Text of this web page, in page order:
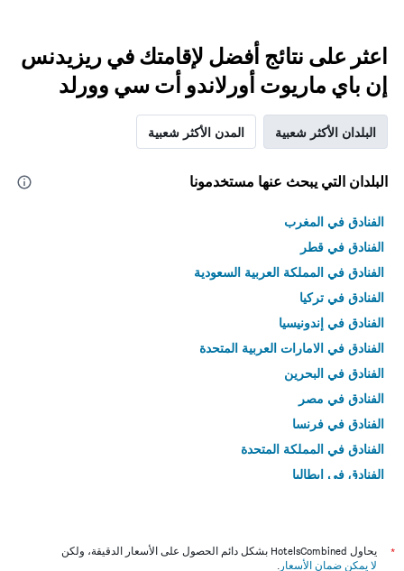
اعثر على نتائج أفضل لإقامتك في ريزيدنس
إن باي ماريوت أورلاندو أت سي وورلد
البلدان الأكثر شعبية المدن الأكثر شعبية
البلدان التي يبحث عنها مستخدمونا
الفنادق في المغرب
الفنادق في قطر
الفنادق في المملكة العربية السعودية
الفنادق في تركيا
الفنادق في إندونيسيا
الفنادق في الامارات العربية المتحدة
الفنادق في البحرين
الفنادق في مصر
الفنادق في فرنسا
الفنادق في المملكة المتحدة
الفنادق في إيطاليا
*
يحاول HotelsCombined بشكل دائم الحصول على الأسعار الدقيقة، ولكن
لا يمكن ضمان الأسعار .